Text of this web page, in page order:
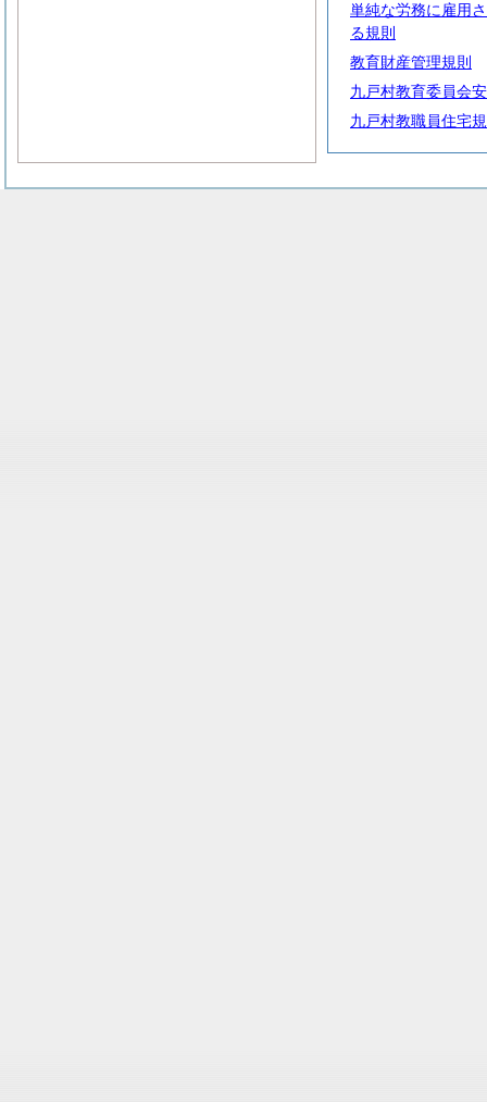
単純な労務に雇用
る規則
教育財産管理規則
九戸村教育委員会
九戸村教職員住宅